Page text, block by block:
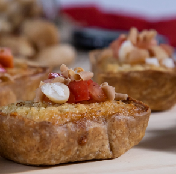
LOJAS AROSA
EMPRESA